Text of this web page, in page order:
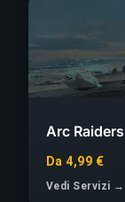
Arc Raiders
Da 4,99 €
Vedi Servizi →